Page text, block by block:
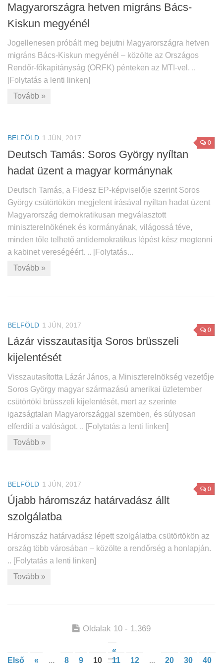
Magyarországra hetven migráns Bács-
Kiskun megyénél
Jogellenesen próbált meg bejutni Magyarországra hetven
migráns Bács-Kiskun megyénél – közölte az Országos
Rendőr-főkapitányság (ORFK) pénteken az MTI-vel. ..
[Folytatás a lenti linken]
Tovább »
0
BELFÖLD 1 JÚN, 2017
Deutsch Tamás: Soros György nyíltan
hadat üzent a magyar kormánynak
Deutsch Tamás, a Fidesz EP-képviselője szerint Soros
György csütörtökön megjelent írásával nyíltan hadat üzent
Magyarország demokratikusan megválasztott
miniszterelnökének és kormányának, világossá téve,
minden tőle telhető antidemokratikus lépést kész megtenni
a kabinet vereségéért. .. [Folytatás...
Tovább »
0
BELFÖLD 1 JÚN, 2017
Lázár visszautasítja Soros brüsszeli
kijelentését
Visszautasította Lázár János, a Miniszterelnökség vezetője
Soros György magyar származású amerikai üzletember
csütörtöki brüsszeli kijelentését, mert az szerinte
igazságtalan Magyarországgal szemben, és súlyosan
elferdíti a valóságot. .. [Folytatás a lenti linken]
Tovább »
0
BELFÖLD 1 JÚN, 2017
Újabb háromszáz határvadász állt
szolgálatba
Háromszáz határvadász lépett szolgálatba csütörtökön az
ország több városában – közölte a rendőrség a honlapján.
.. [Folytatás a lenti linken]
Tovább »
Oldalak 10 - 1,369
«
Első
« ... 8 9 10 11 12 ... 20 30 40